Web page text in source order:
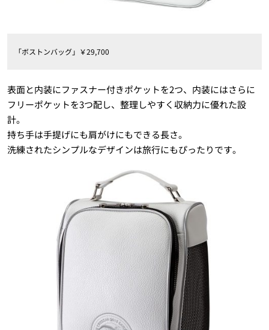
「ボストンバッグ」￥29,700
表面と内装にファスナー付きポケットを2つ、内装にはさらに
フリーポケットを3つ配し、整理しやすく収納力に優れた設
計。
持ち手は手提げにも肩がけにもできる長さ。
洗練されたシンプルなデザインは旅行にもぴったりです。